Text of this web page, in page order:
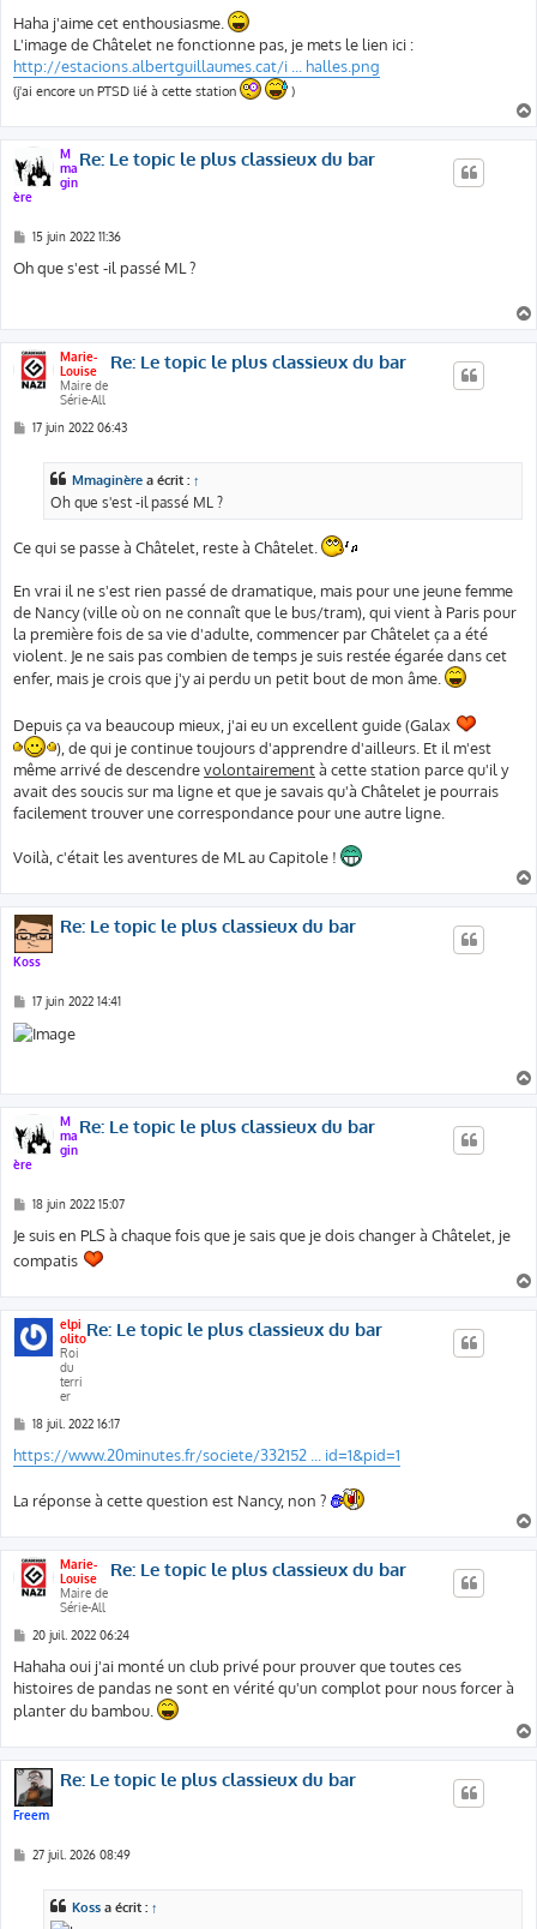
s
s
a
g
e
Haha j'aime cet enthousiasme.
L'image de Châtelet ne fonctionne pas, je mets le lien ici :
http://estacions.albertguillaumes.cat/i ... halles.png
(j'ai encore un PTSD lié à cette station )
M
ma
gin
ère
Re: Le topic le plus classieux du bar
M
s
s
15 juin 2022 11:36
Oh que s'est -il passé ML ?
Marie-
Louise
Maire de
Série-All
Re: Le topic le plus classieux du bar
M
17 juin 2022 06:43
Mmaginère a écrit : ↑
Oh que s'est -il passé ML ?
Ce qui se passe à Châtelet, reste à Châtelet.
En vrai il ne s'est rien passé de dramatique, mais pour une jeune femme
de Nancy (ville où on ne connaît que le bus/tram), qui vient à Paris pour
la première fois de sa vie d'adulte, commencer par Châtelet ça a été
violent. Je ne sais pas combien de temps je suis restée égarée dans cet
enfer, mais je crois que j'y ai perdu un petit bout de mon âme.
Depuis ça va beaucoup mieux, j'ai eu un excellent guide (Galax
), de qui je continue toujours d'apprendre d'ailleurs. Et il m'est
même arrivé de descendrevolontairementà cette station parce qu'il y
avait des soucis sur ma ligne et que je savais qu'à Châtelet je pourrais
facilement trouver une correspondance pour une autre ligne.
Voilà, c'était les aventures de ML au Capitole !
Koss
Re: Le topic le plus classieux du bar
M
s
s
17 juin 2022 14:41
M
ma
gin
ère
Re: Le topic le plus classieux du bar
M
s
s
a
18 juin 2022 15:07
Je suis en PLS à chaque fois que je sais que je dois changer à Châtelet, je
compatis
elpi
olito
Roi
du
terri
er
Re: Le topic le plus classieux du bar
M
s
s
e
18 juil. 2022 16:17
https://www.20minutes.fr/societe/332152 ... id=1&pid=1
La réponse à cette question est Nancy, non ?
Marie-
Louise
Maire de
Série-All
Re: Le topic le plus classieux du bar
M
s
s
a
g
e
20 juil. 2022 06:24
Hahaha oui j'ai monté un club privé pour prouver que toutes ces
histoires de pandas ne sont en vérité qu'un complot pour nous forcer à
planter du bambou.
Freem
Re: Le topic le plus classieux du bar
M27 juil. 2026 08:49
Koss a écrit : ↑